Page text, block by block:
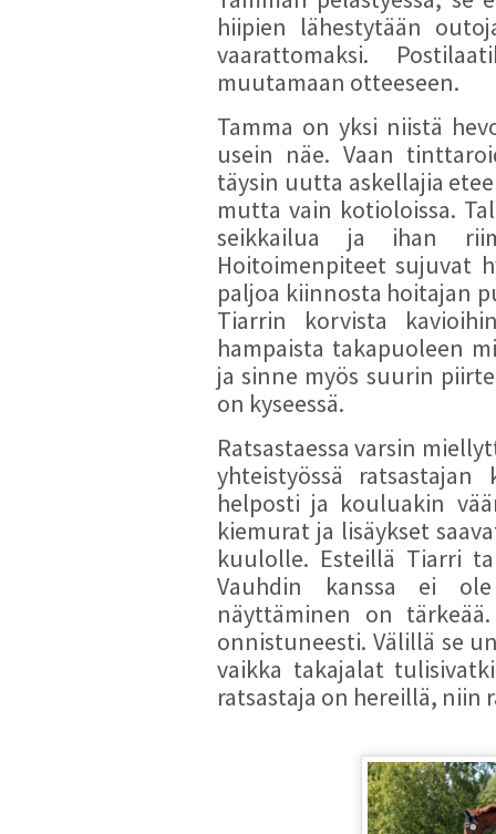
hiipien lähestytään
vaarattomaksi.
muutamaan otteeseen.
Tamma on yksi niistä
usein näe. Vaan
täysin uutta askellajia
mutta vain kotioloissa.
seikkailua ja ihan
Hoitoimenpiteet sujuvat
paljoa kiinnosta hoitajan
Tiarrin korvista
hampaista takapuoleen
ja sinne myös suurin
on kyseessä.
Ratsastaessa varsin
yhteistyössä
helposti ja kouluakin
kiemurat ja lisäykset
kuulolle. Esteillä Tiarri
Vauhdin kanssa ei
näyttäminen on
onnistuneesti. Välillä se
vaikka takajalat
ratsastaja on hereillä, niin